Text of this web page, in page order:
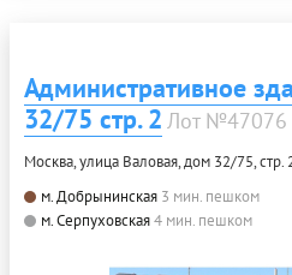
Административное
32/75 стр. 2 Лот №47076
Москва, улица Валовая, дом 32/75, стр.
м. Добрынинская 3 мин. пешком
м. Серпуховская4 мин. пешком